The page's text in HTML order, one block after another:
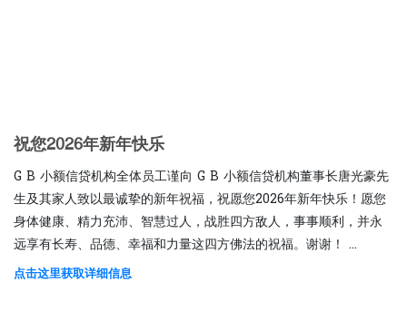
祝您2026年新年快乐
G B 小额信贷机构全体员工谨向 G B 小额信贷机构董事长唐光豪先
生及其家人致以最诚挚的新年祝福，祝愿您2026年新年快乐！愿您
身体健康、精力充沛、智慧过人，战胜四方敌人，事事顺利，并永
远享有长寿、品德、幸福和力量这四方佛法的祝福。谢谢！ ...
点击这里获取详细信息